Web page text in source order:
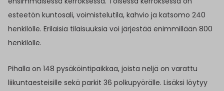
esteetön kuntosali, voimistelutila, kahvio ja katsomo 240
henkilölle. Erilaisia tilaisuuksia voi järjestää enimmillään 800
henkilölle.
Pihalla on 148 pysäköintipaikkaa, joista neljä on varattu
liikuntaesteisille sekä parkit 36 polkupyörälle. Lisäksi löytyy